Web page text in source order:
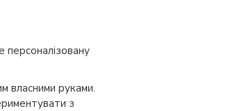
персоналізовану
власними руками.
з